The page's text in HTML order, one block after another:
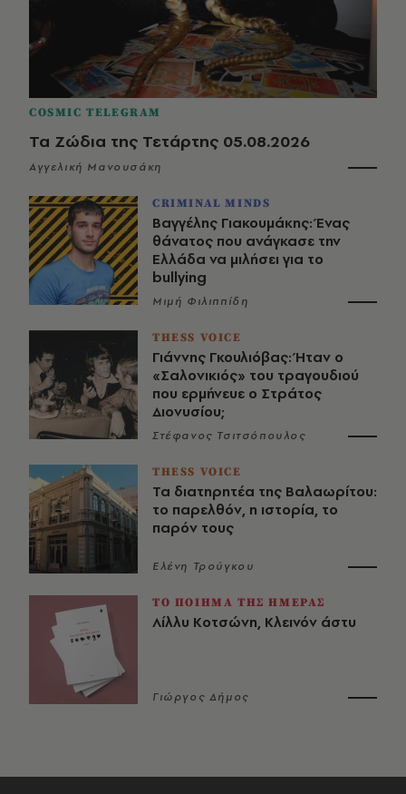
COSMIC TELEGRAM
Τα Ζώδια της Τετάρτης 05.08.2026
Αγγελική Μανουσάκη
CRIMINAL MINDS
Βαγγέλης Γιακουμάκης: Ένας
θάνατος που ανάγκασε την
Ελλάδα να μιλήσει για το
bullying
Μιμή Φιλιππίδη
THESS VOICE
Γιάννης Γκουλιόβας: Ήταν ο
«Σαλονικιός» του τραγουδιού
που ερμήνευε ο Στράτος
Διονυσίου;
Στέφανος Τσιτσόπουλος
THESS VOICE
Τα διατηρητέα της Βαλαωρίτου:
το παρελθόν, η ιστορία, το
παρόν τους
Ελένη Τρούγκου
ΤΟ ΠΟΙΗΜΑ ΤΗΣ ΗΜΕΡΑΣ
Λίλλυ Κοτσώνη, Κλεινόν άστυ
Γιώργος Δήμος